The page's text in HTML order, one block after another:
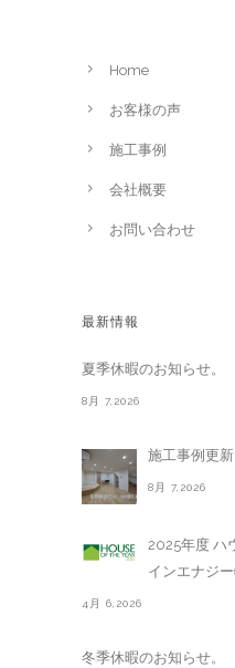
Home
お客様の声
施工事例
会社概要
お問い合わせ
最新情報
夏季休暇のお知らせ。
8月 7,2026
施工事例更新
8月 7,2026
2025年度 ハ
インエナジ
4月 6,2026
冬季休暇のお知らせ。